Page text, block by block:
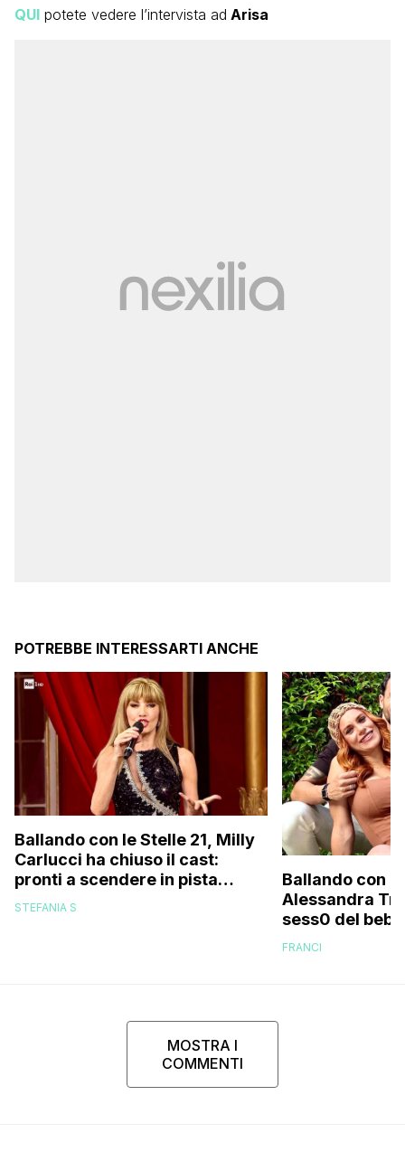
QUI potete vedere l’intervista ad Arisa
POTREBBE INTERESSARTI ANCHE
Ballando con le Stelle 21, Milly
Carlucci ha chiuso il cast:
pronti a scendere in pista
anche un personaggio molto
STEFANIA S
Ballando con
Alessandra
sess0 del
FRANCI
MOSTRA I
COMMENTI